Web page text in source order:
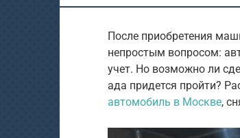
После приобретения
непростым вопросом:
учет. Но возможно ли
ада придется пройти?
автомобиль в Москве,